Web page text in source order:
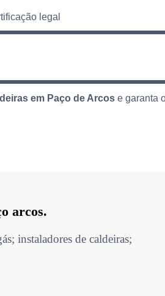
legal
em Paço de Arcos e garanta
arcos.
instaladores de caldeiras;